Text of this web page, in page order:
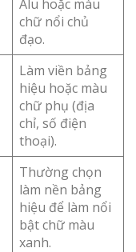
Alu hoặc màu
chữ nổi chủ
đạo.
Làm viền bảng
hiệu hoặc màu
chữ phụ (địa
chỉ, số điện
thoại).
Thường chọn
làm nền bảng
hiệu để làm nổi
bật chữ màu
xanh.